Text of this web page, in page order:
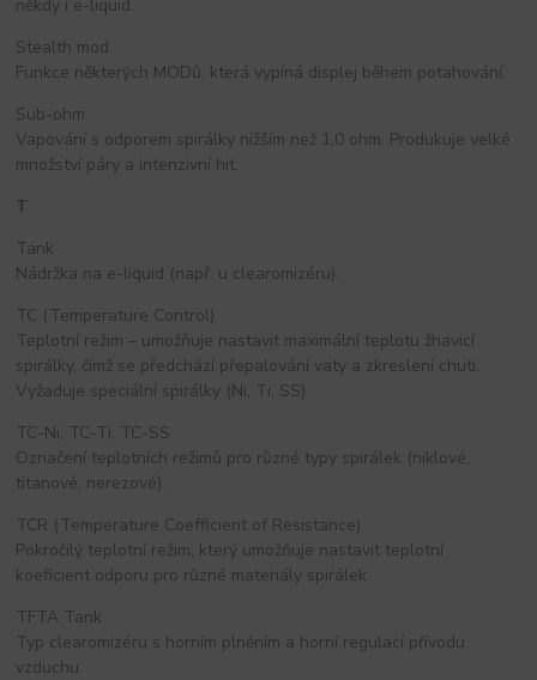
někdy i e-liquid.
Stealth mod
Funkce některých MODů, která vypíná displej během potahování.
Sub-ohm
Vapování s odporem spirálky nižším než 1,0 ohm. Produkuje velké
množství páry a intenzivní hit.
T
Tank
Nádržka na e-liquid (např. u clearomizéru).
TC (Temperature Control)
Teplotní režim – umožňuje nastavit maximální teplotu žhavicí
spirálky, čímž se předchází přepalování vaty a zkreslení chuti.
Vyžaduje speciální spirálky (Ni, Ti, SS).
TC-Ni, TC-Ti, TC-SS
Označení teplotních režimů pro různé typy spirálek (niklové,
titanové, nerezové).
TCR (Temperature Coefficient of Resistance)
Pokročilý teplotní režim, který umožňuje nastavit teplotní
koeficient odporu pro různé materiály spirálek.
TFTA Tank
Typ clearomizéru s horním plněním a horní regulací přívodu
vzduchu.